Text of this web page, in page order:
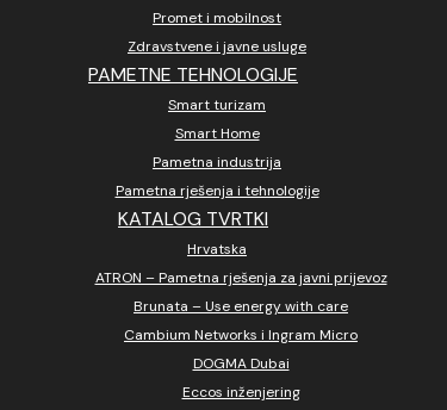
Promet i mobilnost
Zdravstvene i javne usluge
PAMETNE TEHNOLOGIJE
Smart turizam
Smart Home
Pametna industrija
Pametna rješenja i tehnologije
KATALOG TVRTKI
Hrvatska
ATRON – Pametna rješenja za javni prijevoz
Brunata – Use energy with care
Cambium Networks i Ingram Micro
DOGMA Dubai
Eccos inženjering